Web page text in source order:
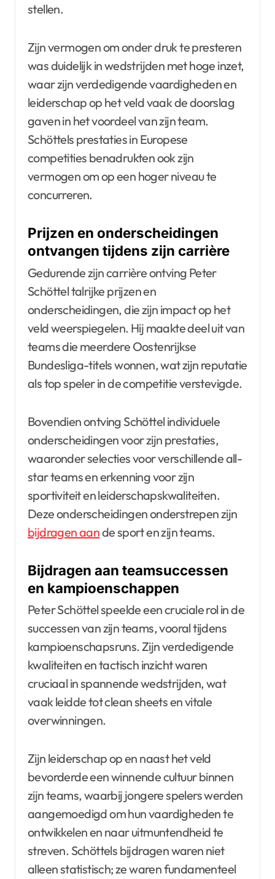
stellen.
Zijn vermogen om onder druk te presteren
was duidelijk in wedstrijden met hoge inzet,
waar zijn verdedigende vaardigheden en
leiderschap op het veld vaak de doorslag
gaven in het voordeel van zijn team.
Schöttels prestaties in Europese
competities benadrukten ook zijn
vermogen om op een hoger niveau te
concurreren.
Prijzen en onderscheidingen
ontvangen tijdens zijn carrière
Gedurende zijn carrière ontving Peter
Schöttel talrijke prijzen en
onderscheidingen, die zijn impact op het
veld weerspiegelen. Hij maakte deel uit van
teams die meerdere Oostenrijkse
Bundesliga-titels wonnen, wat zijn reputatie
als top speler in de competitie verstevigde.
Bovendien ontving Schöttel individuele
onderscheidingen voor zijn prestaties,
waaronder selecties voor verschillende all-
star teams en erkenning voor zijn
sportiviteit en leiderschapskwaliteiten.
Deze onderscheidingen onderstrepen zijn
bijdragen aande sport en zijn teams.
Bijdragen aan teamsuccessen
en kampioenschappen
Peter Schöttel speelde een cruciale rol in de
successen van zijn teams, vooral tijdens
kampioenschapsruns. Zijn verdedigende
kwaliteiten en tactisch inzicht waren
cruciaal in spannende wedstrijden, wat
vaak leidde tot clean sheets en vitale
overwinningen.
Zijn leiderschap op en naast het veld
bevorderde een winnende cultuur binnen
zijn teams, waarbij jongere spelers werden
aangemoedigd om hun vaardigheden te
ontwikkelen en naar uitmuntendheid te
streven. Schöttels bijdragen waren niet
alleen statistisch; ze waren fundamenteel